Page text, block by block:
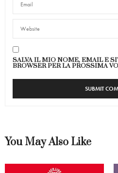
SALVA IL MIO NOME, EMAIL E
BROWSER PER LA PROSSIMA
You May Also Like